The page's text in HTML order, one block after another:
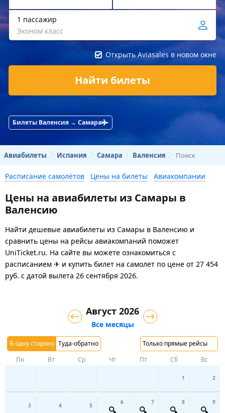
1 пассажир
Эконом класс
Открыть Aviasales в новом окне
Найти билеты
Билеты Валенсия → Самара
Авиабилеты Испания Самара Валенсия Поиск
Расписание самолётов Цены на билеты Авиакомпании
Цены на авиабилеты из Самары в
Валенсию
Найти дешевые авиабилеты из Самары в Валенсию и
сравнить цены на рейсы авиакомпаний поможет
UniTicket.ru. На сайте вы можете ознакомиться с
расписанием ✈ и купить билет на самолет по цене от 27 454
руб. с датой вылета 26 сентября 2026.
В одну сторону Туда-обратно Только прямые рейсы
Август 2026
Все месяцы
Пн Вт Ср Чт Пт Сб Вс
1 2
3 4 5 6 7 8 9